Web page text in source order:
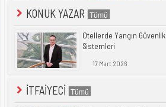
KONUK YAZAR
Otellerde Yangın Güvenlik
Sistemleri
17 Mart 2026
İTFAİYECİ